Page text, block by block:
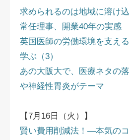
求められるのは地域に溶け
常任理事、開業40年の実感
英国医師の労働環境を支え
学ぶ（3）
あの大阪大で、医療ネタの
や神経性胃炎がテーマ
【7月16日（火）】
賢い費用削減法！―本気のコ